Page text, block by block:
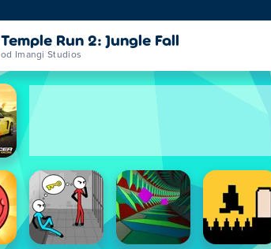
Temple Run 2: Jungle Fall
od Imangi Studios